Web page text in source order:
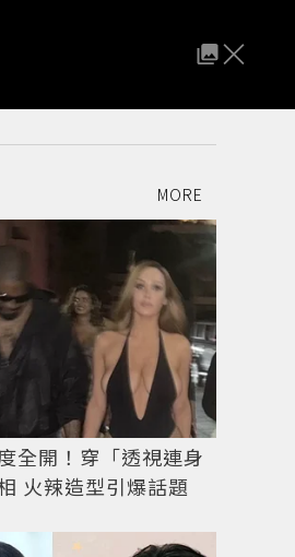
MORE
全開！穿「透視連身
火辣造型引爆話題